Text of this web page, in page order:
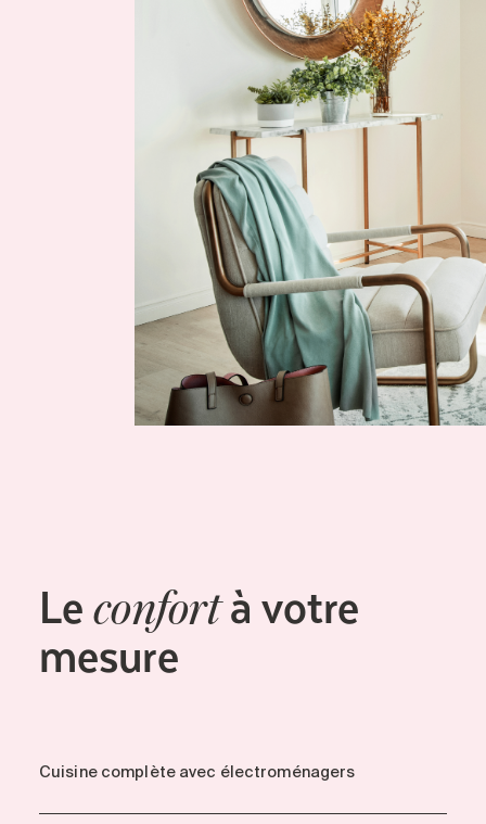
Leconfortà votre
mesure
Cuisine complète avec électroménagers